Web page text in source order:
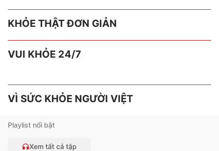
KHỎE THẬT ĐƠN GIẢN
VUI KHỎE 24/7
VÌ SỨC KHỎE NGƯỜI VIỆT
Playlist nổi bật
Xem tất cả tập